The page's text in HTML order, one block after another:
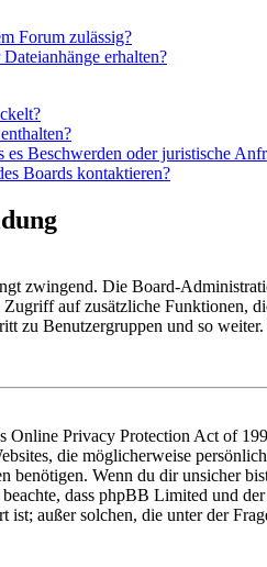
Forum zulässig?
erhalten?
Beschwerden oder juristische
Boards kontaktieren?
zwingend. Die Board-
auf zusätzliche Funktionen,
zu Benutzergruppen und so
Online Privacy Protection Act of
die möglicherweise
benötigen. Wenn du dir unsicher
dass phpBB Limited und
ist; außer solchen, die unter der